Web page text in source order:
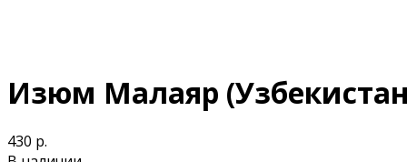
Изюм Малаяр
430 р.